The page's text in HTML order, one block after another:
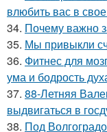
влюбить вас в
34. Почему важно
35. Мы привыкли
36. Фитнес для
ума и бодрость
37. 88-Летняя
выдвигаться в
38. Под